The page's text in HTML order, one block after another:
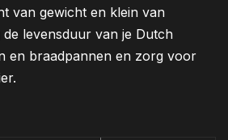
van gewicht en klein van
levensduur van je Dutch
en braadpannen en zorg voor